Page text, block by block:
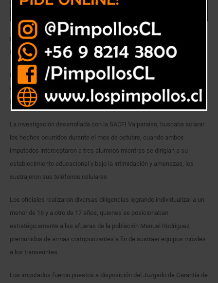
PDI LA CALERA DETUVO A ADOLESCENTES POR ROBO CON
INTIMIDACIÓN A ESCOLARES
La Brigada de Investigación Criminal La Calera detuvo a dos menores de
edad, responsables del robo con intimidación a estudiantes del Liceo
Industrial de la comuna.
La investigación desarrollada con la SACFI Valparaíso, buscaba aclarar
los hechos ocurridos durante el mes de octubre, cuando ambos
imputados interceptaron a tres alumnos mientras se dirigían a su
establecimiento educacional y bajo la intimidación y amenazas, les
sustrajeron sus teléfonos celulares
Los oficiales realizaron diversas diligencias logrando individualizar a un
menor de 16 y a otro de 17 años, quienes se posicionaban
estratégicamente a las afueras de la población Manuel Rodríguez,
premunidos de armas cortopunzantes a fin de sustraer equipos móviles
a los transeúntes.
Los imputados fueron puestos a disposición del Juzgado de Garantía de